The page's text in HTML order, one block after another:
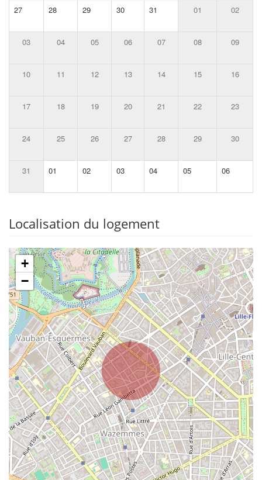
27
28 29 30 31 01 02
03 04 05 06 07 08 09
10 11 12 13 14 15 16
17 18 19 20 21 22 23
24 25 26 27 28 29 30
31 01 02 03 04 05 06
Localisation du logement
+
−